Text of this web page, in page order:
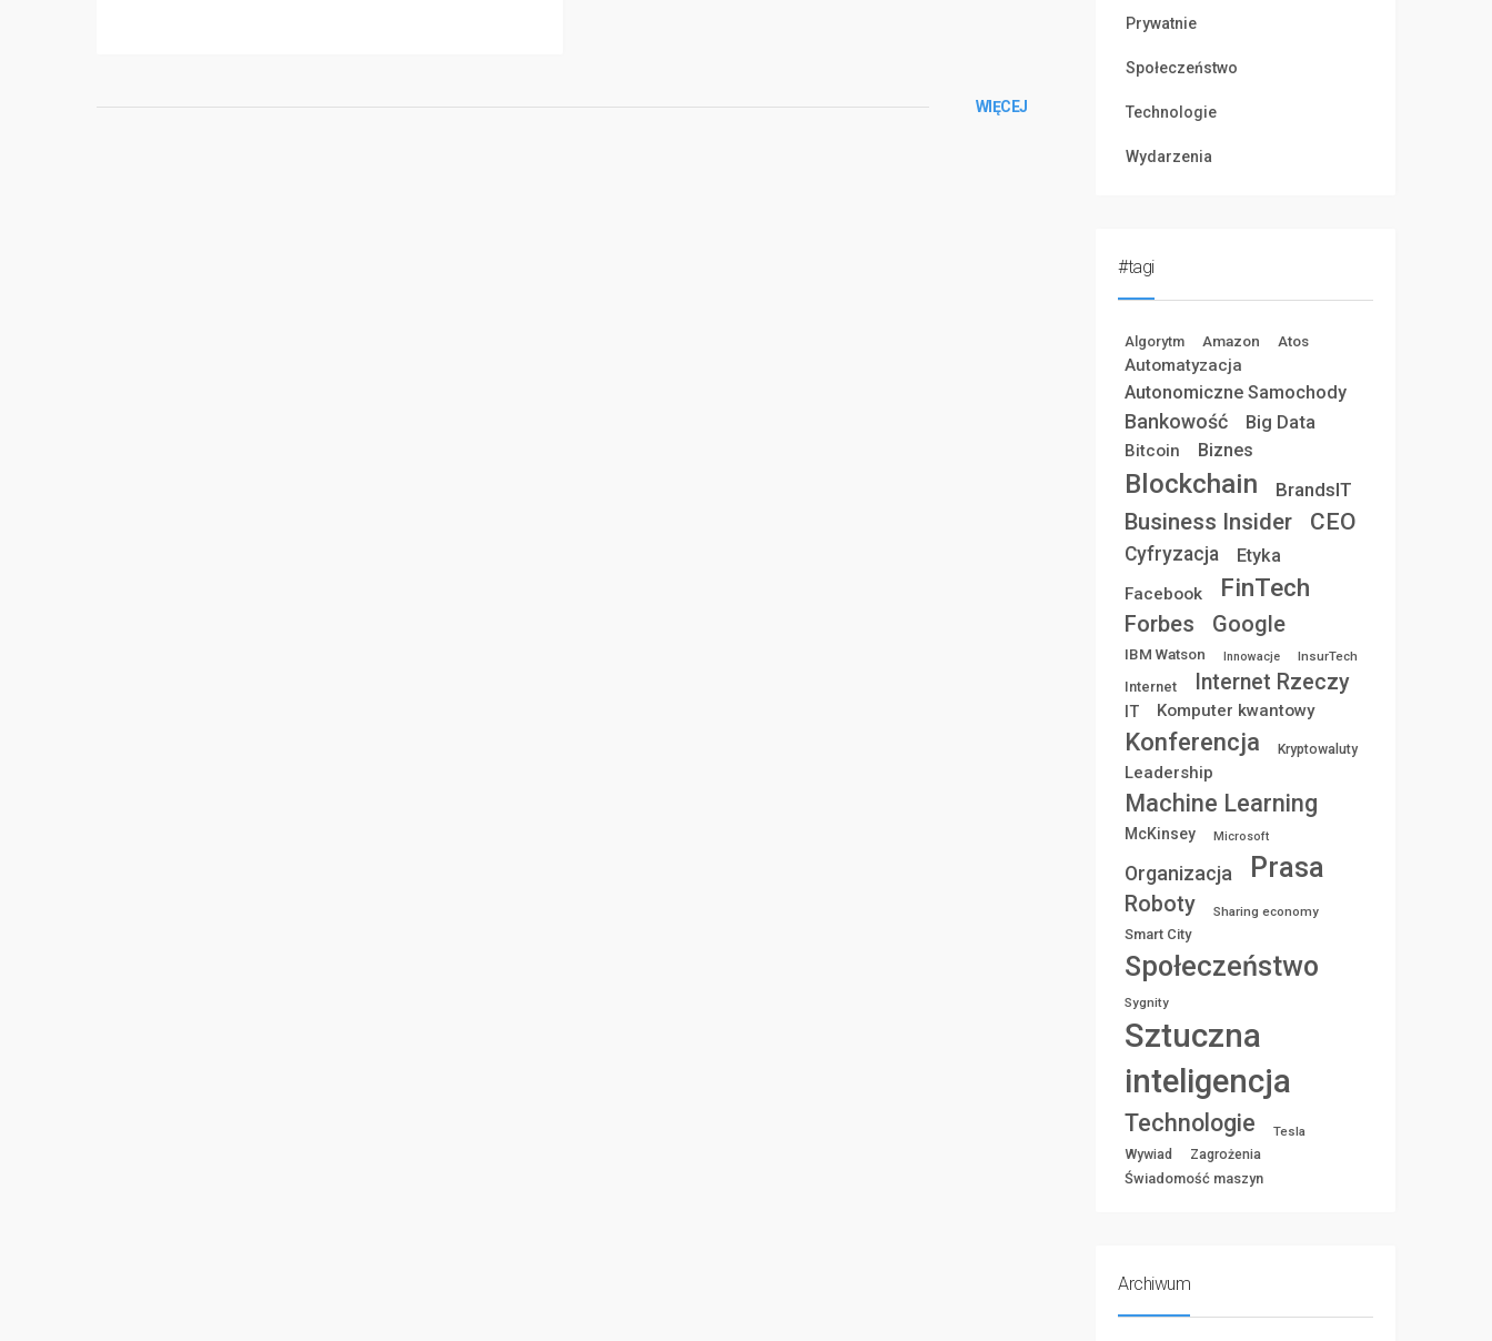
WIĘCEJ
Prywatnie
Społeczeństwo
Technologie
Wydarzenia
#tagi
Algorytm Amazon Atos
Automatyzacja
Autonomiczne Samochody
Bankowość Big Data
Bitcoin Biznes
Blockchain BrandsIT
Business Insider CEO
Cyfryzacja Etyka
Facebook FinTech
Forbes Google
IBM Watson Innowacje InsurTech
Internet Internet Rzeczy
IT Komputer kwantowy
Konferencja Kryptowaluty
Leadership
Machine Learning
McKinsey Microsoft
Organizacja Prasa
Roboty Sharing economy
Smart City
Społeczeństwo
Sygnity
Sztuczna
inteligencja
Technologie
Tesla
Wywiad
Zagrożenia
Świadomość maszyn
Archiwum